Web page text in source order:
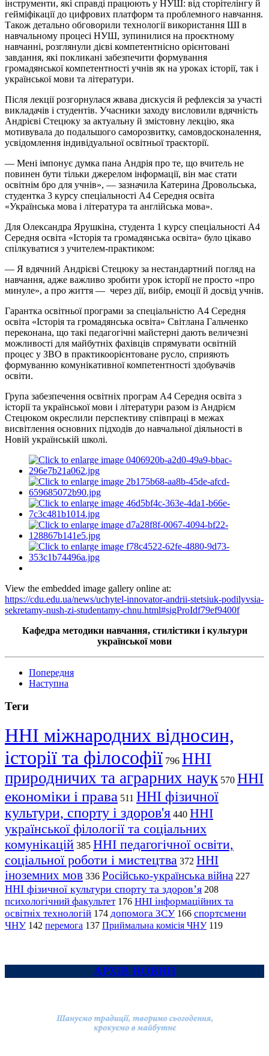
інструменти, які справді працюють у НУШ: від сторітелінгу й
гейміфікації до цифрових платформ та проблемного навчання.
Також детально обговорили технології використання ШІ в
навчальному процесі НУШ, зупинилися на проєктному
навчанні, розглянули дієві компетентнісно орієнтовані
завдання, які покликані забезпечити формування
громадянської компетентності учнів як на уроках історії, так і
української мови та літератури.
Після лекції розгорнулася жвава дискусія й рефлексія за участі
викладачів і студентів. Учасники заходу висловили вдячність
Андрієві Стецюку за актуальну й змістовну лекцію, яка
мотивувала до подальшого саморозвитку, самовдосконалення,
усвідомлення індивідуальної освітньої траєкторії.
— Мені імпонує думка пана Андрія про те, що вчитель не
повинен бути тільки джерелом інформації, він має стати
освітнім бро для учнів», — зазначила Катерина Дровольська,
студентка 3 курсу спеціальності А4 Середня освіта
«Українська мова і література та англійська мова».
Для Олександра Ярушкіна, студента 1 курсу спеціальності А4
Середня освіта «Історія та громадянська освіта» було цікаво
спілкуватися з учителем-практиком:
— Я вдячний Андрієві Стецюку за нестандартний погляд на
навчання, адже важливо зробити урок історії не просто «про
минуле», а про життя — через дії, вибір, емоції й досвід учнів.
Гарантка освітньої програми за спеціальністю А4 Середня
освіта «Історія та громадянська освіта» Світлана Гальченко
переконана, що такі педагогічні майстерні дають величезні
можливості для майбутніх фахівців спрямувати освітній
процес у ЗВО в практикоорієнтоване русло, сприяють
формуванню комунікативної компетентності здобувачів
освіти.
Група забезпечення освітніх програм А4 Середня освіта з
історії та української мови і літератури разом із Андрієм
Стецюком окреслили перспективу співпраці в межах
висвітлення основних підходів до навчальної діяльності в
Новій українській школі.
View the embedded image gallery online at:
https://cdu.edu.ua/news/uchytel-innovator-andrii-stetsiuk-podilyvsia-
sekretamy-nush-zi-studentamy-chnu.html#sigProIdf79ef9400f
Кафедра методики навчання, стилістики і культури
української мови
Попередня
Наступна
Теги
ННІ міжнародних відносин,
історії та філософії 796 ННІ
природничих та аграрних наук 570 ННІ
економіки і права 511 ННІ фізичної
культури, спорту і здоров'я 440 ННІ
української філології та соціальних
комунікацій 385 ННІ педагогічної освіти,
соціальної роботи і мистецтва 372 ННІ
іноземних мов 336 Російсько-українська війна 227
ННІ фізичної культури спорту та здоров’я 208
психологічний факультет 176 ННІ інформаційних та
освітніх технологій 174 допомога ЗСУ 166 спортсмени
ЧНУ 142 перемога 137 Приймальна комісія ЧНУ 119
АРХІВ НОВИН